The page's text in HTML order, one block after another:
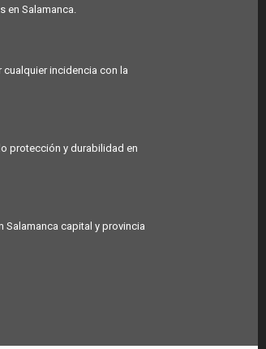
en Salamanca.
incidencia con la
protección y durabilidad en
Salamanca capital y provincia